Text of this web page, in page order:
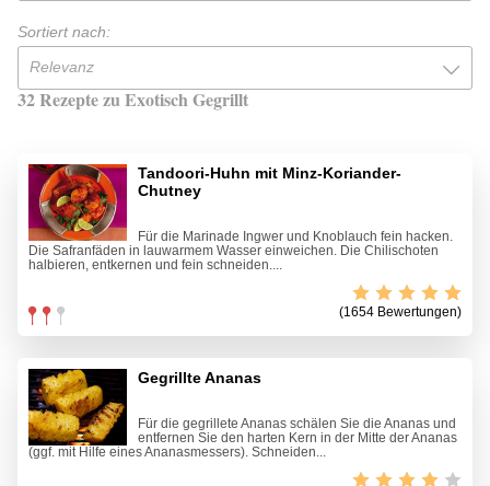
Sortiert nach:
Relevanz
32 Rezepte zu Exotisch Gegrillt
Tandoori-Huhn mit Minz-Koriander-
Chutney
Für die Marinade Ingwer und Knoblauch fein hacken.
Die Safranfäden in lauwarmem Wasser einweichen. Die Chilischoten
halbieren, entkernen und fein schneiden....
(1654 Bewertungen)
Gegrillte Ananas
Für die gegrillete Ananas schälen Sie die Ananas und
entfernen Sie den harten Kern in der Mitte der Ananas
(ggf. mit Hilfe eines Ananasmessers). Schneiden...